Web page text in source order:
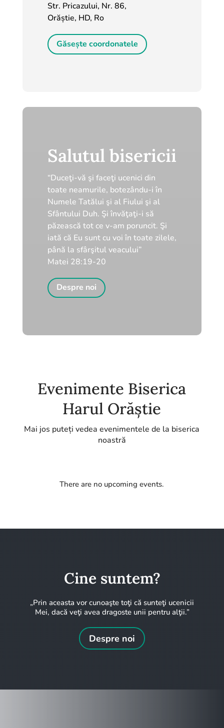
Str. Pricazului, Nr. 86,
Orăștie, HD, Ro
Găsește coordonatele
Salutul bisericii
“Duceţi-vă şi faceţi ucenici din
toate neamurile, botezându-i în
Numele Tatălui şi al Fiului şi al
Sfântului Duh. Şi învăţaţi-i să
păzească tot ce v-am poruncit. Şi
iată că Eu sunt cu voi în toate zilele,
până la sfârşitul veacului”
Matei 28:19-20
Despre noi
Evenimente Biserica
Harul Orăștie
Mai jos puteți vedea evenimentele de la biserica
noastră
There are no upcoming events.
Cine suntem?
„Prin aceasta vor cunoaşte toţi că sunteţi ucenicii
Mei, dacă veţi avea dragoste unii pentru alţii.”
Despre noi